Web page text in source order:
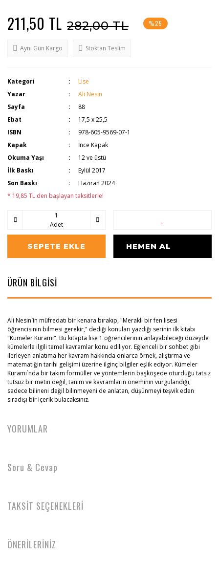
211,50 TL 282,00 TL %25
Aynı Gün Kargo Stoktan Teslim
Kategori
Lise
Yazar
Ali Nesin
Sayfa
88
Ebat
17,5 x 25,5
ISBN
978-605-9569-07-1
Kapak
İnce Kapak
Okuma Yaşı
12 ve üstü
İlk Baskı
Eylül 2017
Son Baskı
Haziran 2024
* 19,85 TL den başlayan taksitlerle!
Adet
SEPETE EKLE HEMEN AL
ÜRÜN BİLGİSİ
Ali Nesin`in müfredatı bir kenara bırakıp, "Meraklı bir fen lisesi
öğrencisinin bilmesi gerekir," dediği konuları yazdığı serinin ilk kitabı
"Kümeler Kuramı". Bu kitapta lise 1 öğrencilerinin anlayabileceği düzeyde
kümelerle ilgili temel kavramlar konu ediliyor. Eğlenceli bir sohbet gibi
ilerleyen anlatıma her kavram hakkında onlarca örnek, alıştırma ve
matematiğin tarihi gelişimi üzerine ilginç bilgiler eşlik ediyor. Kümeler
Kuramı`nda bir takım formüller ve yöntemlerin başköşede oturduğu tatsız
tutsuz bir metin değil, tanım ve kavramların öneminin vurgulandığı,
sadece bilineni değil bilinmeyeni de anlatan, düşünmeyi teşvik eden
sıradışı bir içerik bulacaksınız.
YORUMLAR
Soru & Cevap
TAKSİT SEÇENEKLERİ
ÖNERİLERİNİZ